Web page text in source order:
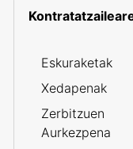
Eskuraketak
Xedapenak
Zerbitzuen
Aurkezpena